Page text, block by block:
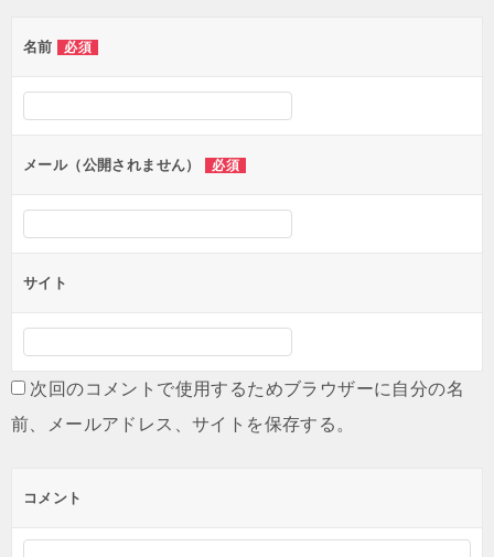
ー
シ
ン
名前 必須
メール（公開されません） 必須
サイト
次回のコメントで使用するためブラウザーに自分の名
前、メールアドレス、サイトを保存する。
コメント